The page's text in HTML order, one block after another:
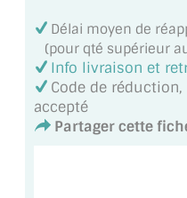
MIROIR POUR SALLE
MIROIR POUR SALLE
MIROIR ENCADRÉ
Délai moyen de
(pour qté supérieur
Info livraison et
Code de
accepté
Partager cette